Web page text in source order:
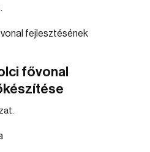
fővonal